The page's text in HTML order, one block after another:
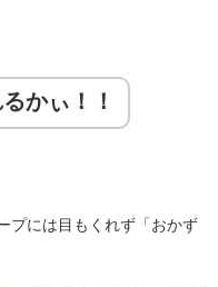
かぃ！！
プには目もくれず「おかず